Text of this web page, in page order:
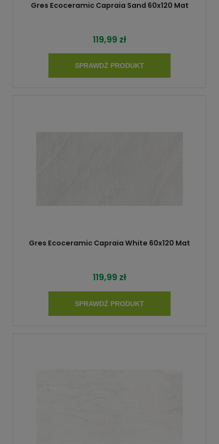
Gres Ecoceramic Capraia Sand 60x120 Mat
119,99 zł
SPRAWDŹ PRODUKT
Gres Ecoceramic Capraia White 60x120 Mat
119,99 zł
SPRAWDŹ PRODUKT